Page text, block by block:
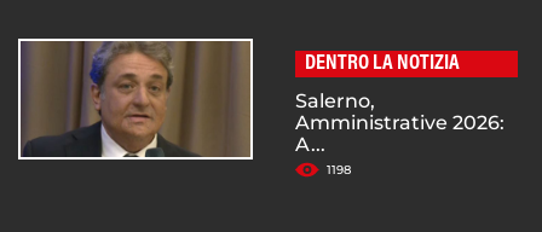
DENTRO LA NOTIZIA
Salerno,
Amministrative 2026:
A...
1198